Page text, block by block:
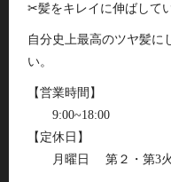
✂︎髪をキレイに伸ばして
自分史上最高のツヤ髪に
い。
【営業時間】
9:00~18:00
【定休日】
月曜日 第２・第3